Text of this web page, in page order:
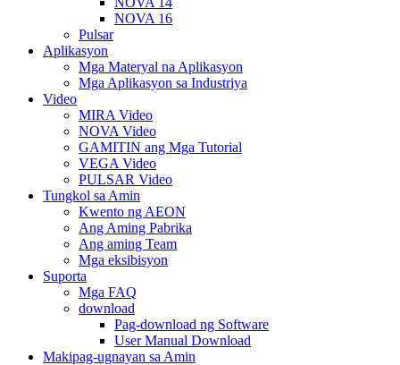
NOVA 16
Pulsar
Aplikasyon
Mga Materyal na Aplikasyon
Mga Aplikasyon sa Industriya
Video
MIRA Video
NOVA Video
GAMITIN ang Mga Tutorial
VEGA Video
PULSAR Video
Tungkol sa Amin
Kwento ng AEON
Ang Aming Pabrika
Ang aming Team
Mga eksibisyon
Suporta
Mga FAQ
download
Pag-download ng Software
User Manual Download
Makipag-ugnayan sa Amin